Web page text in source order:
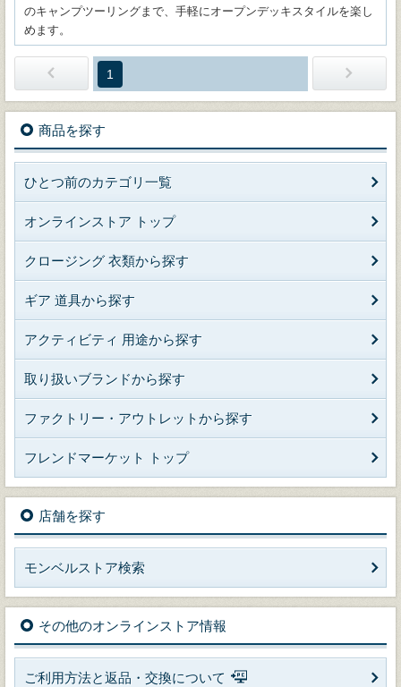
のキャンプツーリングまで、手軽にオープンデッキスタイルを楽し
めます。
1
商品を探す
ひとつ前のカテゴリ一覧
オンラインストア トップ
クロージング 衣類から探す
ギア 道具から探す
アクティビティ 用途から探す
取り扱いブランドから探す
ファクトリー・アウトレットから探す
フレンドマーケット トップ
店舗を探す
モンベルストア検索
その他のオンラインストア情報
ご利用方法と返品・交換について